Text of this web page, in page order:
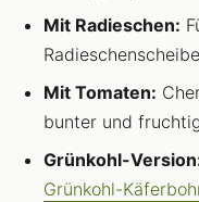
Mit Radieschen:
Mit Tomaten:
bunter und
Grünkohl-
Grünkohl-